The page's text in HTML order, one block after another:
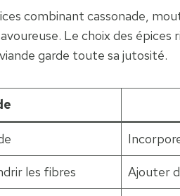
combinant cassonade,
Le choix des épices
garde toute sa jutosité.
les fibres Ajouter